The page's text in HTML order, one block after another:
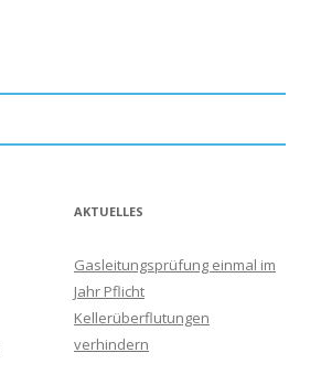
AKTUELLES
Gasleitungsprüfung einmal im
Jahr Pflicht
Kellerüberflutungen
verhindern